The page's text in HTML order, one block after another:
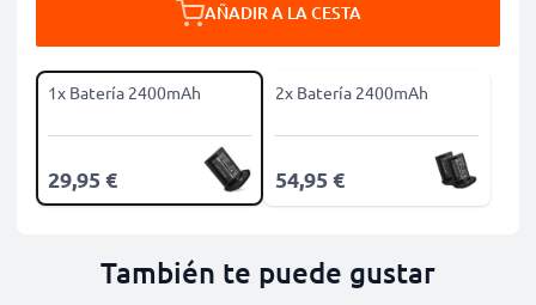
AÑADIR A LA CESTA
1x Batería 2400mAh
29,95 €
2x Batería 2400mAh
54,95 €
También te puede gustar